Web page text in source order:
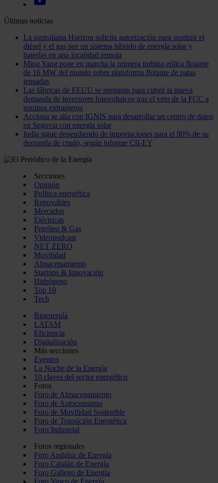
Últimas noticias
La australiana Horizon solicita autorización para sustituir el
diésel y el gas por un sistema híbrido de energía solar y
baterías en una localidad remota
Ming Yang pone en marcha la primera turbina eólica flotante
de 16 MW del mundo sobre plataforma flotante de patas
tensadas
Las fábricas de EEUU se preparan para cubrir la nueva
demanda de inversores fotovoltaicos tras el veto de la FCC a
equipos extranjeros
Acciona se alía con IGNIS para desarrollar un centro de datos
en Segovia con energía solar
India sigue dependiendo de importaciones para el 90% de su
demanda de crudo, según informe CII-EY
Secciones
Opinión
Política energética
Renovables
Mercados
Eléctricas
Petróleo & Gas
Videopodcast
NET ZERO
Movilidad
Almacenamiento
Startups & Innovación
Hidrógeno
Top 10
Tech
Bioenergía
LATAM
Eficiencia
Digitalización
Más secciones
Eventos
La Noche de la Energía
10 claves del sector energético
Foros
Foro de Almacenamiento
Foro de Autoconsumo
Foro de Movilidad Sostenible
Foro de Transición Energética
Foro Industrial
Foros regionales
Foro Andaluz de Energía
Foro Catalán de Energía
Foro Gallego de Energía
Foro Vasco de Energía